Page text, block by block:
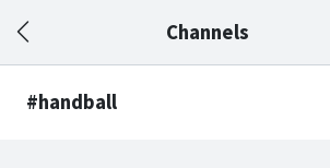
Channels
#handball